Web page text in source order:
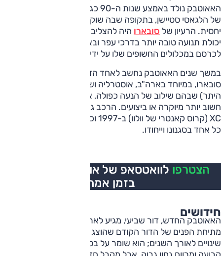
האאוטבק נולד באמצע שנות ה-90 כגרסה גבוהת קומה וגחון
של הלגאסי סטיישן, בתקופה שבה שוק רכבי הפנאי עדיין היה קטן
יחסית. הרעיון של סובארו היה להצליב שימושיות של סטיישן עם
יכולת תנועה טובה יותר בדרכי עפר ובאזורים מושלגים מבלי
לכרסם במכלולים החשופים שלו על ידי כיול שונה ומיגון קל.
במשך שנים האאוטבק נחשב לאחד הדגמים הכי מוצלחים של
סובארו, במיוחד בארה"ב, אוסטרליה ושווקים עם סלילה ירודה (בין
היתר) שבהם שילוב של הנעה כפולה, אמינות ושימושיות היה
חשוב יותר מיוקרה או ביצועים. הרכב גם נתן השראה לסדרת ה-
כל אחד בסגנונו וייחודו.
הצטרפו לוואטסאפ של אוטו, כל העדכונים
בזמן אמת
חידושים
האאוטבק החדש, דור שביעי, מגיע לארץ שלוש שנים אחרי
שינויים לאורך השנים; הוא שומר על בסיס מוכר של הנעה כפולה